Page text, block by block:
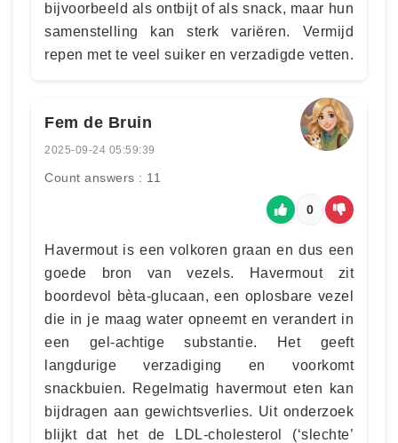
bijvoorbeeld als ontbijt of als snack, maar hun
samenstelling kan sterk variëren. Vermijd
repen met te veel suiker en verzadigde vetten.
Fem de Bruin
2025-09-24 05:59:39
Count answers : 11
0
Havermout is een volkoren graan en dus een
goede bron van vezels. Havermout zit
boordevol bèta-glucaan, een oplosbare vezel
die in je maag water opneemt en verandert in
een gel-achtige substantie. Het geeft
langdurige verzadiging en voorkomt
snackbuien. Regelmatig havermout eten kan
bijdragen aan gewichtsverlies. Uit onderzoek
blijkt dat het de LDL-cholesterol (‘slechte’